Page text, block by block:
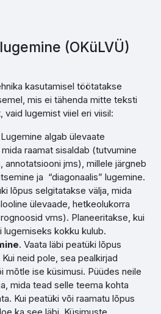
(OKüLVÜ)
kasutamisel töötatakse
mis ei tähenda mitte teksti
lugemist viiel eri viisil:
algab ülevaate
raamat sisaldab (tutvumine
annotatsiooni jms), millele järgneb
ja “diagonaalis” lugemine.
lõpus selgitatakse välja, mida
ülevaade, hetkeolukorra
vms). Planeeritakse, kui
lugemiseks kokku kulub.
. Vaata läbi peatüki lõpus
neid pole, sea pealkirjad
mõtle ise küsimusi. Püüdes neile
mida tead selle teema kohta
Kui peatüki või raamatu lõpus